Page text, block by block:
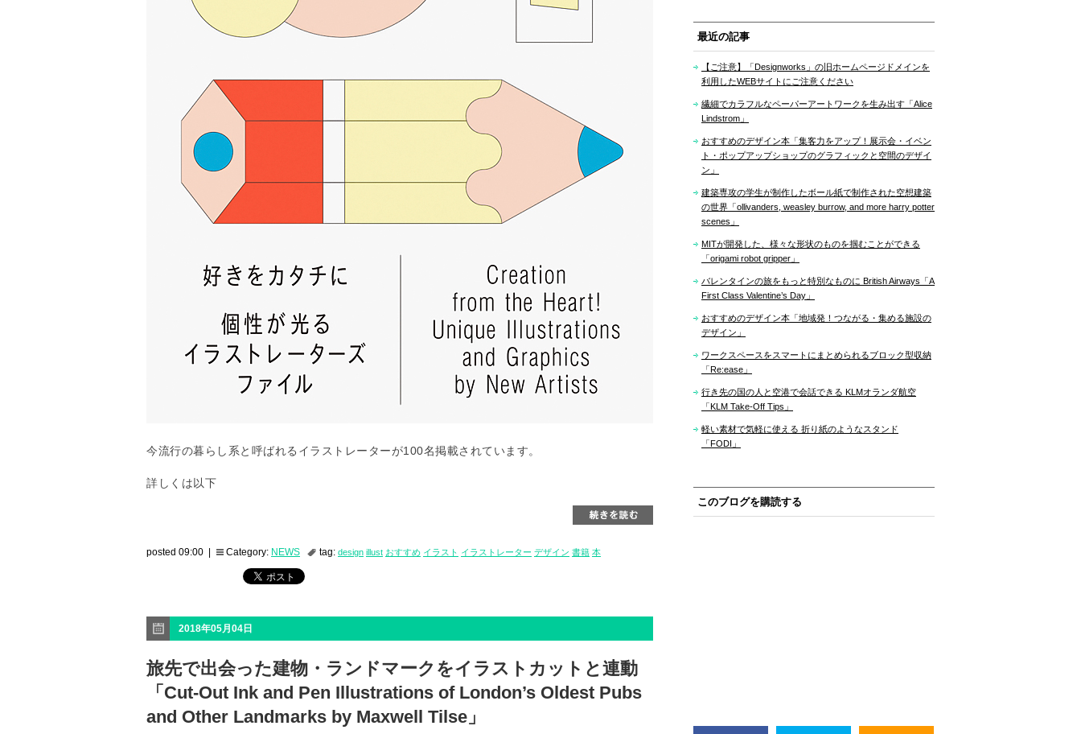
今流行の暮らし系と呼ばれるイラストレーターが100名掲載されています。
詳しくは以下
posted 09:00 | Category: NEWS tag: design illust おすすめ イラスト イラストレーター デザイン 書籍 本
2018年05月04日
旅先で出会った建物・ランドマークをイラストカットと連動
「Cut-Out Ink and Pen Illustrations of London’s Oldest Pubs
and Other Landmarks by Maxwell Tilse」
最近の記事
【ご注意】「Designworks」の旧ホームページドメインを
利用したWEBサイトにご注意ください
繊細でカラフルなペーパーアートワークを生み出す「Alice
Lindstrom」
おすすめのデザイン本「集客力をアップ！展示会・イベン
ト・ポップアップショップのグラフィックと空間のデザイ
ン」
建築専攻の学生が制作したボール紙で制作された空想建築
の世界「ollivanders, weasley burrow, and more harry potter
scenes」
MITが開発した、様々な形状のものを掴むことができる
「origami robot gripper」
バレンタインの旅をもっと特別なものに British Airways「A
First Class Valentine’s Day」
おすすめのデザイン本「地域発！つながる・集める施設の
デザイン」
ワークスペースをスマートにまとめられるブロック型収納
「Re:ease」
行き先の国の人と空港で会話できる KLMオランダ航空
「KLM Take-Off Tips」
軽い素材で気軽に使える 折り紙のようなスタンド
「FODI」
このブログを購読する